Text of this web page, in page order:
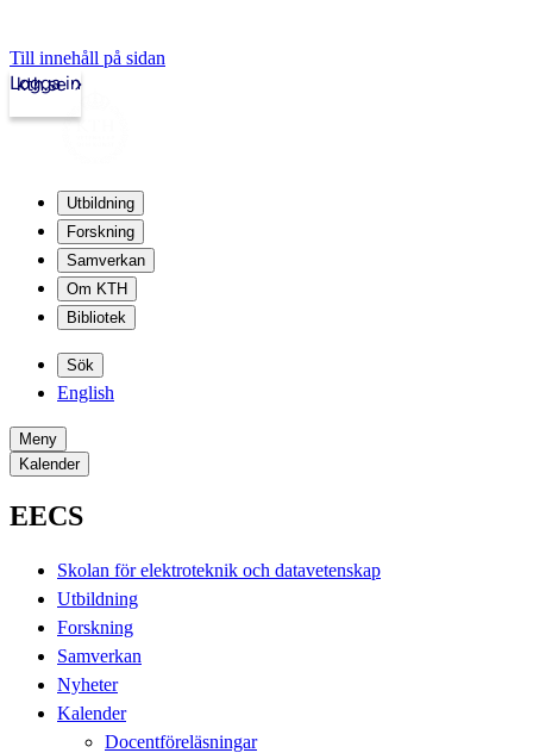
Till innehåll på sidan
kth.se
Logga in
Utbildning
Forskning
Samverkan
Om KTH
Bibliotek
Sök
English
Meny
Kalender
EECS
Skolan för elektroteknik och datavetenskap
Utbildning
Forskning
Samverkan
Nyheter
Kalender
Docentföreläsningar